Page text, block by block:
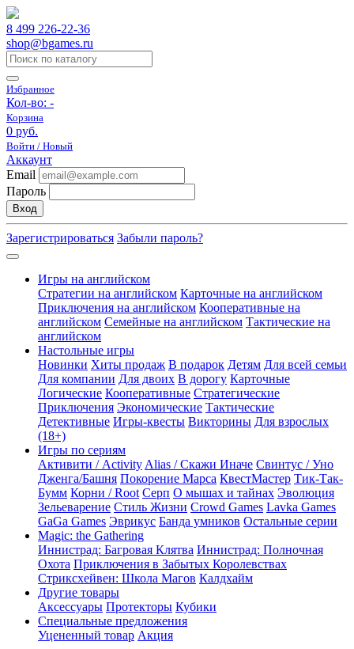
8 499 226-22-36
shop@bgames.ru
Избранное
Кол-во: -
Корзина
0 руб.
Войти / Новый
Аккаунт
Email
Пароль
Вход
Зарегистрироваться Забыли пароль?
Игры на английском
Стратегии на английском Карточные на английском
Приключения на английском Кооперативные на
английском Семейные на английском Тактические на
английском
Настольные игры
Новинки Хиты продаж В подарок Детям Для всей семьи
Для компании Для двоих В дорогу Карточные
Логические Кооперативные Стратегические
Приключения Экономические Тактические
Детективные Игры-квесты Викторины Для взрослых
(18+)
Игры по сериям
Активити / Activity Alias / Скажи Иначе Свинтус / Уно
Дженга/Башня Покорение Марса КвестМастер Тик-Так-
Бумм Корни / Root Серп О мышах и тайнах Эволюция
Зельеварение Стиль Жизни Crowd Games Lavka Games
GaGa Games Эврикус Банда умников Остальные серии
Magic: the Gathering
Иннистрад: Багровая Клятва Иннистрад: Полночная
Охота Приключения в Забытых Королевствах
Стриксхейвен: Школа Магов Калдхайм
Другие товары
Аксессуары Протекторы Кубики
Специальные предложения
Уцененный товар Акция